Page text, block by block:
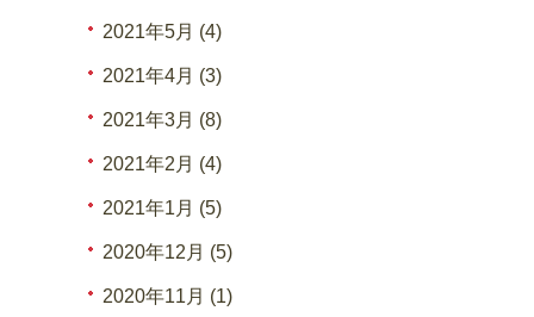
2021年5月 (4)
2021年4月 (3)
2021年3月 (8)
2021年2月 (4)
2021年1月 (5)
2020年12月 (5)
2020年11月 (1)